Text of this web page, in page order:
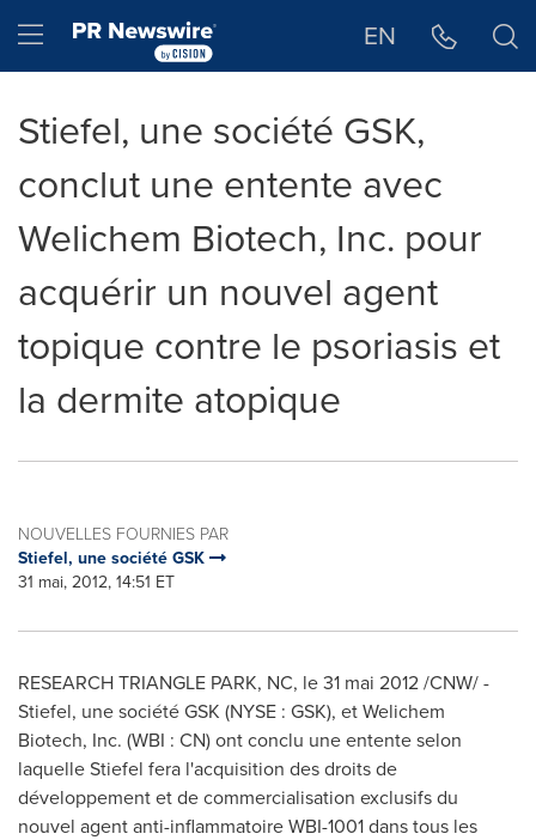
Hamburger menu EN
Stiefel, une société GSK,
conclut une entente avec
Welichem Biotech, Inc. pour
acquérir un nouvel agent
topique contre le psoriasis et
la dermite atopique
NOUVELLES FOURNIES PAR
Stiefel, une société GSK
31 mai, 2012, 14:51 ET
RESEARCH TRIANGLE PARK, NC, le 31 mai 2012 /CNW/ -
Stiefel, une société GSK (NYSE : GSK), et Welichem
Biotech, Inc. (WBI : CN) ont conclu une entente selon
laquelle Stiefel fera l'acquisition des droits de
développement et de commercialisation exclusifs du
nouvel agent anti-inflammatoire WBI-1001 dans tous les